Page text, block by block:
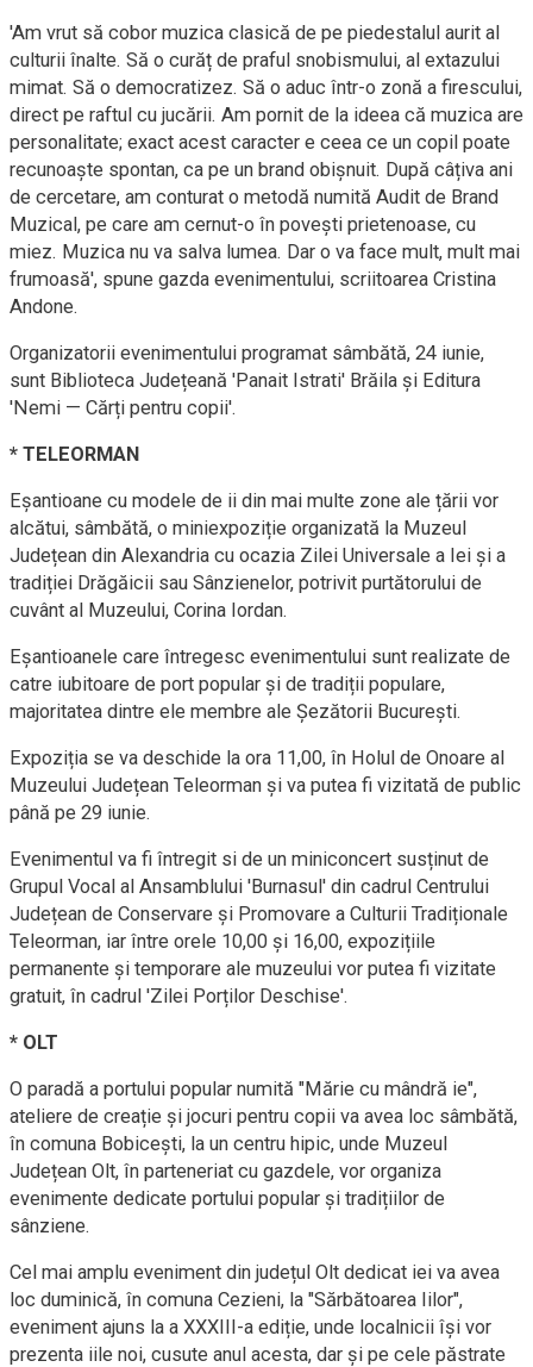
'Am vrut să cobor muzica clasică de pe piedestalul aurit al
culturii înalte. Să o curăț de praful snobismului, al extazului
mimat. Să o democratizez. Să o aduc într-o zonă a firescului,
direct pe raftul cu jucării. Am pornit de la ideea că muzica are
personalitate; exact acest caracter e ceea ce un copil poate
recunoaște spontan, ca pe un brand obișnuit. După câțiva ani
de cercetare, am conturat o metodă numită Audit de Brand
Muzical, pe care am cernut-o în povești prietenoase, cu
miez. Muzica nu va salva lumea. Dar o va face mult, mult mai
frumoasă', spune gazda evenimentului, scriitoarea Cristina
Andone.
Organizatorii evenimentului programat sâmbătă, 24 iunie,
sunt Biblioteca Județeană 'Panait Istrati' Brăila și Editura
'Nemi — Cărți pentru copii'.
* TELEORMAN
Eșantioane cu modele de ii din mai multe zone ale țării vor
alcătui, sâmbătă, o miniexpoziție organizată la Muzeul
Județean din Alexandria cu ocazia Zilei Universale a Iei și a
tradiției Drăgăicii sau Sânzienelor, potrivit purtătorului de
cuvânt al Muzeului, Corina Iordan.
Eșantioanele care întregesc evenimentului sunt realizate de
catre iubitoare de port popular și de tradiții populare,
majoritatea dintre ele membre ale Șezătorii București.
Expoziția se va deschide la ora 11,00, în Holul de Onoare al
Muzeului Județean Teleorman și va putea fi vizitată de public
până pe 29 iunie.
Evenimentul va fi întregit si de un miniconcert susținut de
Grupul Vocal al Ansamblului 'Burnasul' din cadrul Centrului
Județean de Conservare și Promovare a Culturii Tradiționale
Teleorman, iar între orele 10,00 și 16,00, expozițiile
permanente și temporare ale muzeului vor putea fi vizitate
gratuit, în cadrul 'Zilei Porților Deschise'.
* OLT
O paradă a portului popular numită "Mărie cu mândră ie",
ateliere de creație și jocuri pentru copii va avea loc sâmbătă,
în comuna Bobicești, la un centru hipic, unde Muzeul
Județean Olt, în parteneriat cu gazdele, vor organiza
evenimente dedicate portului popular și tradițiilor de
sânziene.
Cel mai amplu eveniment din județul Olt dedicat iei va avea
loc duminică, în comuna Cezieni, la "Sărbătoarea Iilor",
eveniment ajuns la a XXXIII-a ediție, unde localnicii își vor
prezenta iile noi, cusute anul acesta, dar și pe cele păstrate